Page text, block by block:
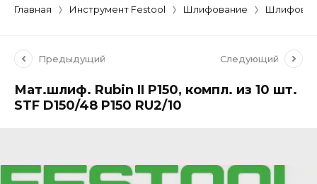
Главная Инструмент Festool Шлифование
Предыдущий Следующий
Мат.шлиф. Rubin II P150, компл. из 10 шт.
STF D150/48 P150 RU2/10